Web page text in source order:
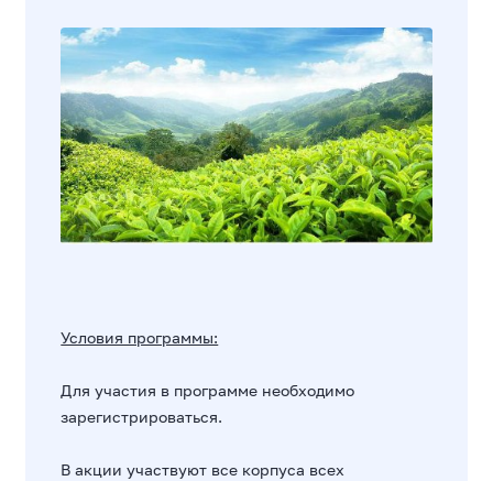
Условия программы:
Для участия в программе необходимо
зарегистрироваться.
В акции участвуют все корпуса всех